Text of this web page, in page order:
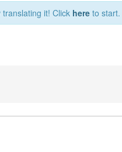
it! Click here to start.